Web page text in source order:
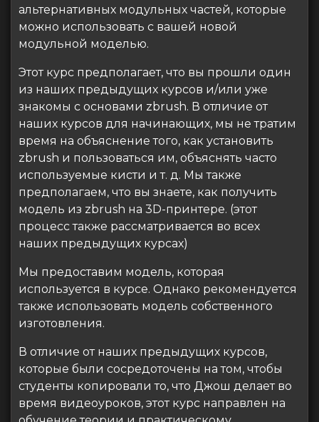
альтернативных модульных частей, которые
можно использовать с вашей новой
модульной моделью.
Этот курс предполагает, что вы прошли один
из наших предыдущих курсов и/или уже
знакомы с основами zbrush. В отличие от
наших курсов для начинающих, мы не тратим
время на объяснение того, как установить
zbrush и пользоваться им, объяснять часто
используемые кисти и т. д. Мы также
предполагаем, что вы знаете, как получить
модель из zbrush на 3D-принтере. (этот
процесс также рассматривается во всех
наших предыдущих курсах)
Мы предоставим модель, которая
используется в курсе. Однако рекомендуется
также использовать модель собственного
изготовления.
В отличие от наших предыдущих курсов,
которые были сосредоточены на том, чтобы
студенты копировали то, что Джош делает во
время видеоуроков, этот курс направлен на